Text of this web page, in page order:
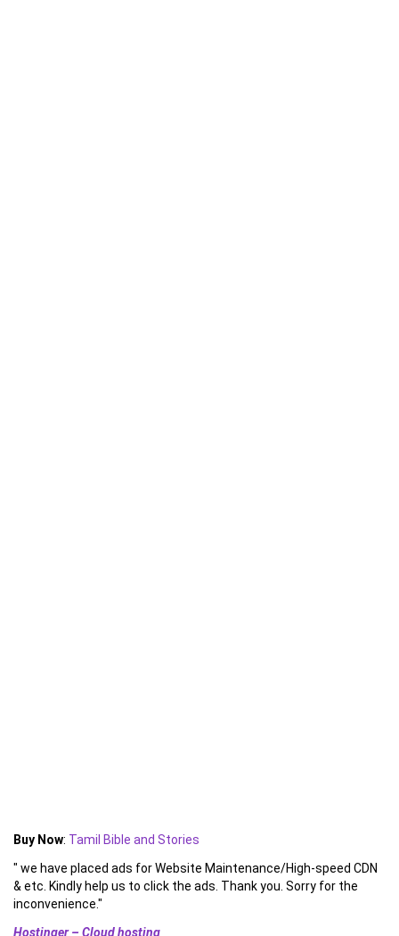
Buy Now: Tamil Bible and Stories
" we have placed ads for Website Maintenance/High-speed CDN
& etc. Kindly help us to click the ads. Thank you. Sorry for the
inconvenience."
Hostinger – Cloud hosting